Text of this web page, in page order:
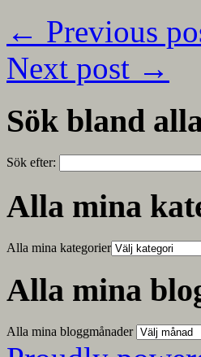
← Previous
Next post →
Sök bland
Sök efter:
Alla mina
Alla mina kategorier
Alla mina
Alla mina bloggmånader